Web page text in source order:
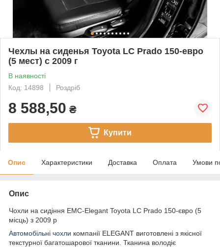
Чехлы на сиденья Toyota LС Prado 150-евро
(5 мест) с 2009 г
В наявності
Код: 14898
Роздріб
8 588,50 ₴
Купити
Опис Характеристики Доставка Оплата Умови
Опис
Чохли на сидіння EMC-Elegant Toyota LС Prado 150-євро (5
місць) з 2009 р
Автомобільні чохли компанії ELEGANT виготовлені з якісної
текстурної багатошарової тканини. Тканина володіє